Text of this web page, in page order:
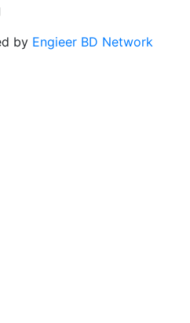
by Engieer BD Network